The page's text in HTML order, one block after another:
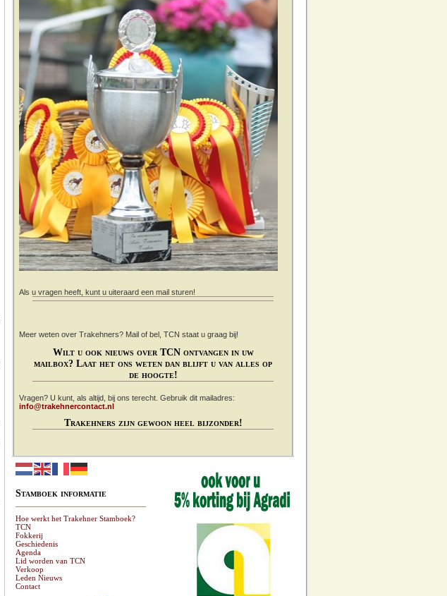
Als u vragen heeft, kunt u uiteraard een mail sturen!
Meer weten over Trakehners? Mail of bel, TCN staat u graag bij!
Wilt u ook nieuws over TCN ontvangen in uw
mailbox? Laat het ons weten dan blijft u van alles op
de hoogte!
Vragen? U kunt, als altijd, bij ons terecht. Gebruik dit mailadres:
info@trakehnercontact.nl
Trakehners zijn gewoon heel bijzonder!
Stamboek informatie
Hoe werkt het Trakehner Stamboek?
TCN
Fokkerij
Geschiedenis
Agenda
Lid worden van TCN
Verkoop
Leden Nieuws
Contact